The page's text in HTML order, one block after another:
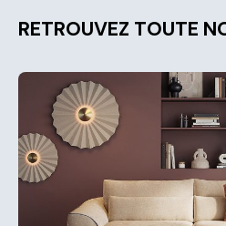
RETROUVEZ TOUTE